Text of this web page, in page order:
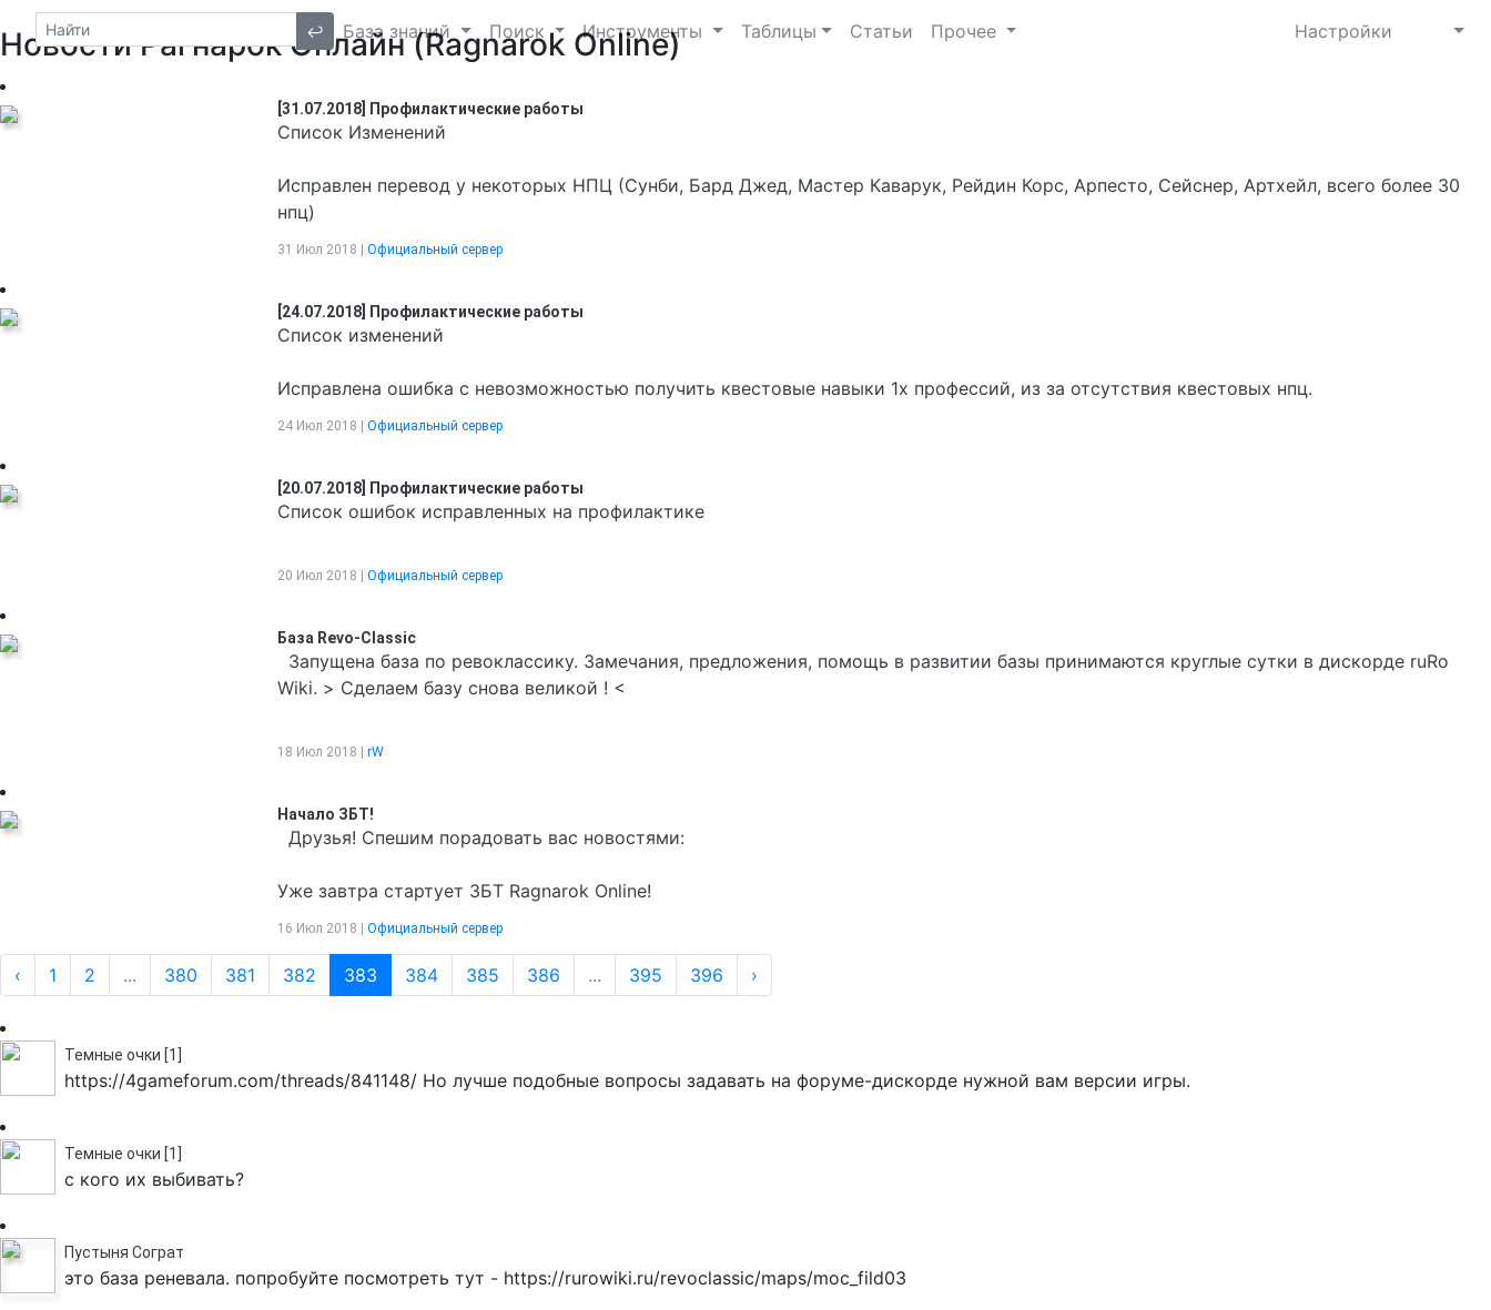
↩ База знаний Поиск Инструменты Таблицы Статьи Прочее Настройки
Новости Рагнарок Онлайн (Ragnarok Online)
[31.07.2018] Профилактические работы
Список Изменений
Исправлен перевод у некоторых НПЦ (Сунби, Бард Джед, Мастер Каварук, Рейдин Корс, Арпесто, Сейснер, Артхейл, всего более 30
нпц)
31 Июл 2018 | Официальный сервер
[24.07.2018] Профилактические работы
Список изменений
Исправлена ошибка с невозможностью получить квестовые навыки 1х профессий, из за отсутствия квестовых нпц.
24 Июл 2018 | Официальный сервер
[20.07.2018] Профилактические работы
Список ошибок исправленных на профилактике
20 Июл 2018 | Официальный сервер
База Revo-Classic
Запущена база по ревоклассику. Замечания, предложения, помощь в развитии базы принимаются круглые сутки в дискорде ruRo
Wiki. > Сделаем базу снова великой ! <
18 Июл 2018 | rW
Начало ЗБТ!
Друзья! Спешим порадовать вас новостями:
Уже завтра стартует ЗБТ Ragnarok Online!
16 Июл 2018 | Официальный сервер
‹ 1 2 ... 380 381 382 383 384 385 386 ... 395 396 ›
Темные очки [1]
https://4gameforum.com/threads/841148/ Но лучше подобные вопросы задавать на форуме-дискорде нужной вам версии игры.
Темные очки [1]
с кого их выбивать?
Пустыня Сограт
это база реневала. попробуйте посмотреть тут - https://rurowiki.ru/revoclassic/maps/moc_fild03